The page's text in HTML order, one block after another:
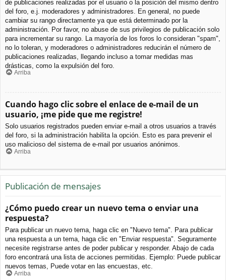
de publicaciones realizadas por el usuario o la posición del mismo dentro
del foro, e.j. moderadores y administradores. En general, no puede
cambiar su rango directamente ya que está determinado por la
administración. Por favor, no abuse de sus privilegios de publicación solo
para incrementar su rango. La mayoría de los foros lo consideran "spam",
no lo toleran, y moderadores o administradores reducirán el número de
publicaciones realizadas, llegando incluso a tomar medidas mas
drásticas, como la expulsión del foro.
Arriba
Cuando hago clic sobre el enlace de e-mail de un
usuario, ¡me pide que me registre!
Solo usuarios registrados pueden enviar e-mail a otros usuarios a través
del foro, si la administración habilita la opción. Esto es para prevenir el
uso malicioso del sistema de e-mail por usuarios anónimos.
Arriba
Publicación de mensajes
¿Cómo puedo crear un nuevo tema o enviar una
respuesta?
Para publicar un nuevo tema, haga clic en "Nuevo tema". Para publicar
una respuesta a un tema, haga clic en "Enviar respuesta". Seguramente
necesite registrarse antes de poder publicar y responder. Abajo de cada
foro encontrará una lista de acciones permitidas. Ejemplo: Puede publicar
nuevos temas, Puede votar en las encuestas, etc.
Arriba